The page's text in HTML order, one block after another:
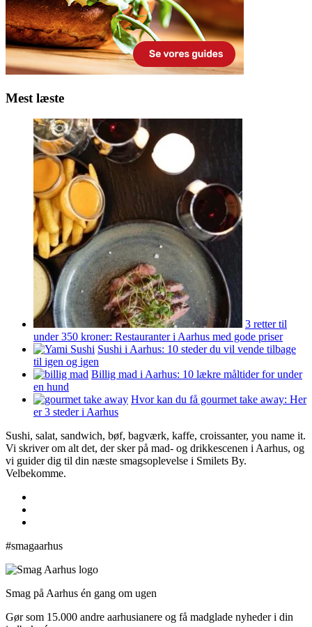
Mest læste
3 retter til
under 350 kroner: Restauranter i Aarhus med gode priser
Sushi i Aarhus: 10 steder du vil vende tilbage
til igen og igen
Billig mad i Aarhus: 10 lækre måltider for under
en hund
Hvor kan du få gourmet take away: Her
er 3 steder i Aarhus
Sushi, salat, sandwich, bøf, bagværk, kaffe, croissanter, you name it.
Vi skriver om alt det, der sker på mad- og drikkescenen i Aarhus, og
vi guider dig til din næste smagsoplevelse i Smilets By.
Velbekomme.
#smagaarhus
Smag på Aarhus én gang om ugen
Gør som 15.000 andre aarhusianere og få madglade nyheder i din